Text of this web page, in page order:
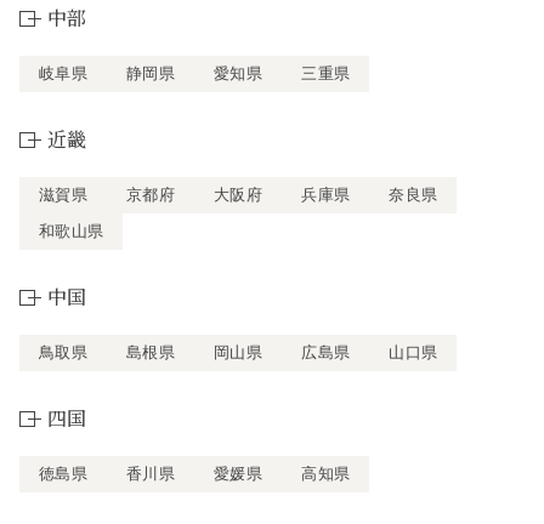
中部
岐阜県 静岡県 愛知県 三重県
近畿
滋賀県 京都府 大阪府 兵庫県
奈良県
和歌山県
中国
鳥取県 島根県 岡山県 広島県 山口県
四国
徳島県 香川県 愛媛県 高知県